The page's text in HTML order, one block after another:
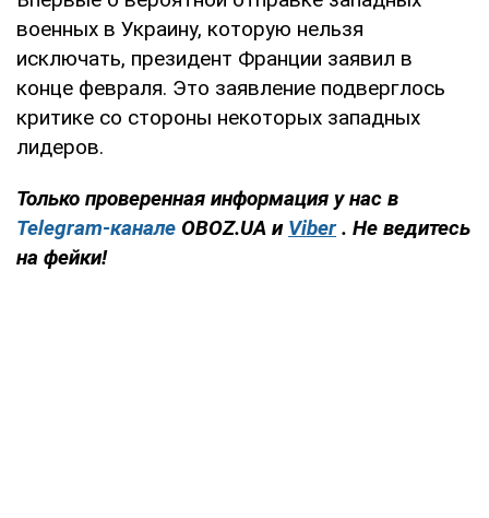
военных в Украину, которую нельзя
исключать, президент Франции заявил в
конце февраля. Это заявление подверглось
критике со стороны некоторых западных
лидеров.
Только проверенная информация у нас в
Telegram-канале OBOZ.UA и Viber . Не ведитесь
на фейки!